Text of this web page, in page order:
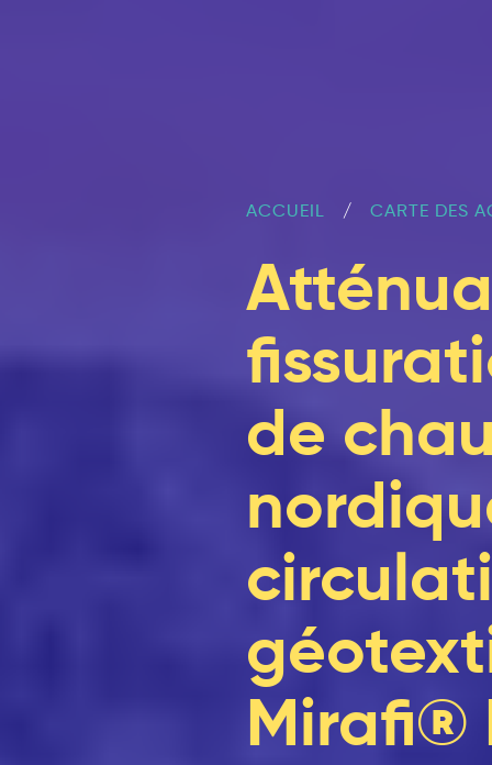
ACCUEIL CARTE DES
de
Mirafi®